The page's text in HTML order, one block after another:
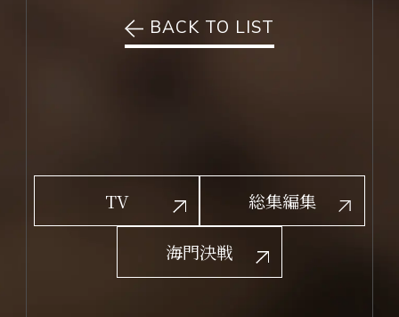
BACK TO LIST
TV 総集編集
海門決戦